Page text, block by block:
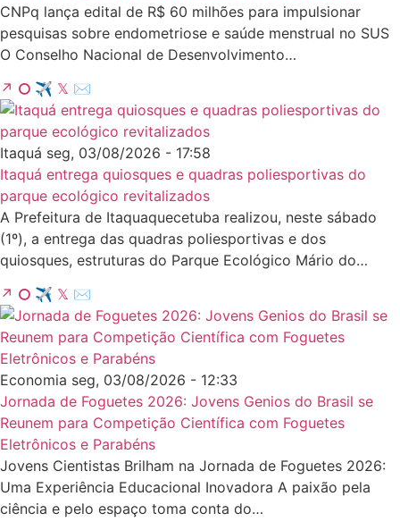
CNPq lança edital de R$ 60 milhões para impulsionar
pesquisas sobre endometriose e saúde menstrual no SUS
O Conselho Nacional de Desenvolvimento…
↗ ⭘ ✈ 𝕏 ✉
Itaquá seg, 03/08/2026 - 17:58
Itaquá entrega quiosques e quadras poliesportivas do
parque ecológico revitalizados
A Prefeitura de Itaquaquecetuba realizou, neste sábado
(1º), a entrega das quadras poliesportivas e dos
quiosques, estruturas do Parque Ecológico Mário do…
↗ ⭘ ✈ 𝕏 ✉
Economia seg, 03/08/2026 - 12:33
Jornada de Foguetes 2026: Jovens Genios do Brasil se
Reunem para Competição Científica com Foguetes
Eletrônicos e Parabéns
Jovens Cientistas Brilham na Jornada de Foguetes 2026:
Uma Experiência Educacional Inovadora A paixão pela
ciência e pelo espaço toma conta do…